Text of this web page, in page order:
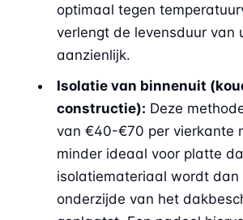
optimaal tegen
verlengt de levensduur van
aanzienlijk.
Isolatie van binnenuit
constructie): Deze
van €40-€70 per vierkante
minder ideaal voor platte
isolatiemateriaal wordt dan
onderzijde van het